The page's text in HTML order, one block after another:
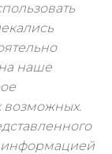
наше
возможных.
информацией